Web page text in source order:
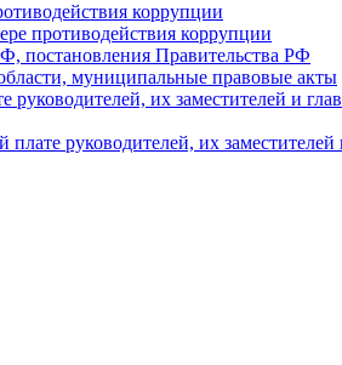
коррупции
противодействия коррупции
постановления Правительства РФ
муниципальные правовые акты
руководителей, их заместителей и
плате руководителей, их